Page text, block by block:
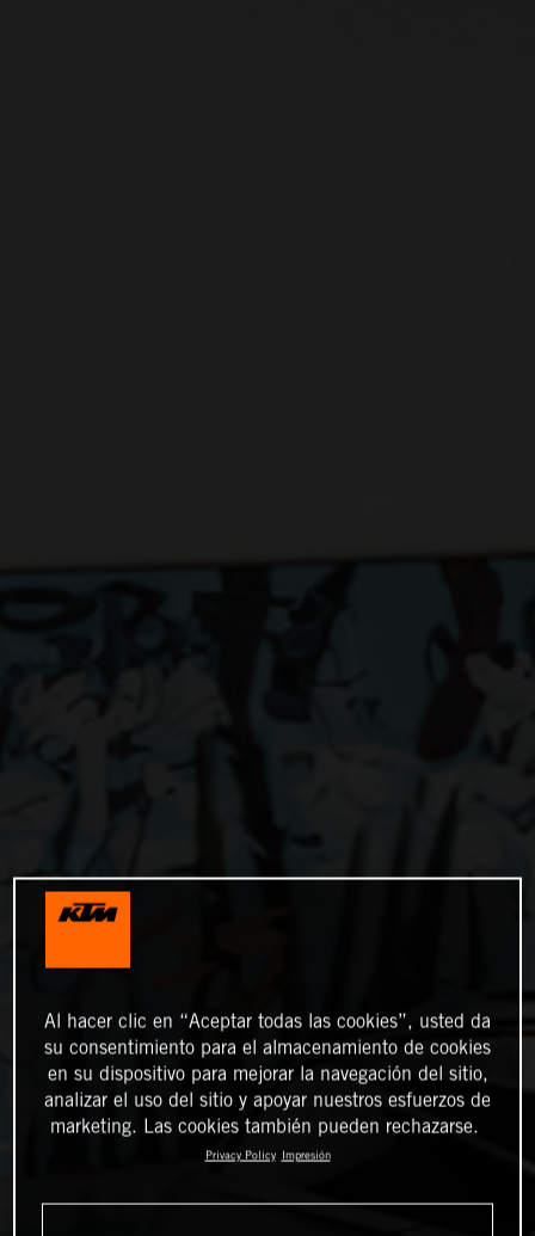
Al hacer clic en “Aceptar todas las cookies”, usted da
su consentimiento para el almacenamiento de cookies
en su dispositivo para mejorar la navegación del sitio,
analizar el uso del sitio y apoyar nuestros esfuerzos de
marketing. Las cookies también pueden rechazarse.
Privacy Policy Impresión